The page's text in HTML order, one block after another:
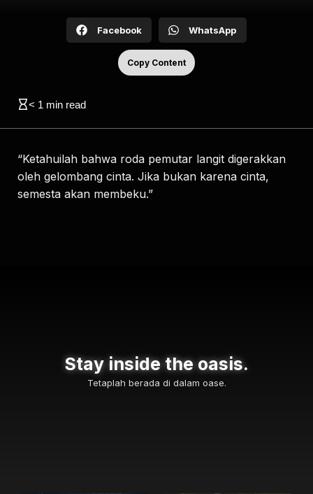
Facebook WhatsApp
Copy Content
< 1 min read
“Ketahuilah bahwa roda pemutar langit digerakkan
oleh gelombang cinta. Jika bukan karena cinta,
semesta akan membeku.”
Stay inside the oasis.
Tetaplah berada di dalam oase.